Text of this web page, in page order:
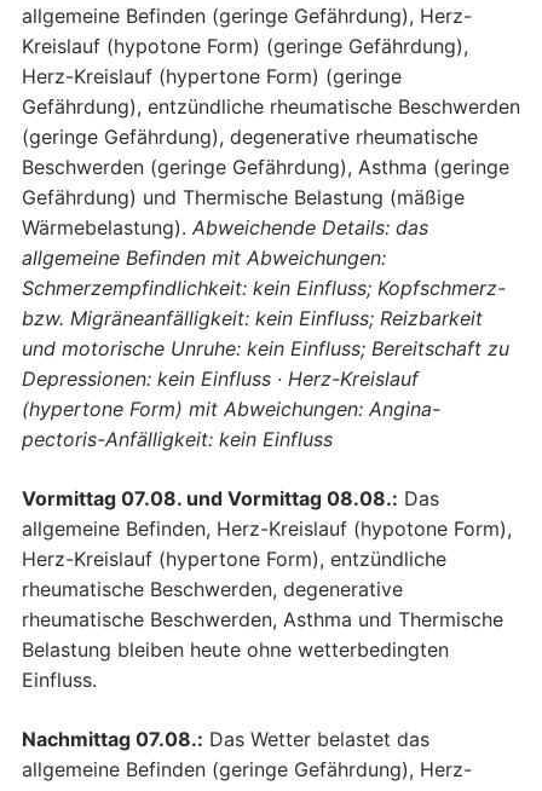
allgemeine Befinden (geringe Gefährdung), Herz-
Kreislauf (hypotone Form) (geringe Gefährdung),
Herz-Kreislauf (hypertone Form) (geringe
Gefährdung), entzündliche rheumatische Beschwerden
(geringe Gefährdung), degenerative rheumatische
Beschwerden (geringe Gefährdung), Asthma (geringe
Gefährdung) und Thermische Belastung (mäßige
Wärmebelastung). Abweichende Details: das
allgemeine Befinden mit Abweichungen:
Schmerzempfindlichkeit: kein Einfluss; Kopfschmerz-
bzw. Migräneanfälligkeit: kein Einfluss; Reizbarkeit
und motorische Unruhe: kein Einfluss; Bereitschaft zu
Depressionen: kein Einfluss · Herz-Kreislauf
(hypertone Form) mit Abweichungen: Angina-
pectoris-Anfälligkeit: kein Einfluss
Vormittag 07.08. und Vormittag 08.08.: Das
allgemeine Befinden, Herz-Kreislauf (hypotone Form),
Herz-Kreislauf (hypertone Form), entzündliche
rheumatische Beschwerden, degenerative
rheumatische Beschwerden, Asthma und Thermische
Belastung bleiben heute ohne wetterbedingten
Einfluss.
Nachmittag 07.08.: Das Wetter belastet das
allgemeine Befinden (geringe Gefährdung), Herz-